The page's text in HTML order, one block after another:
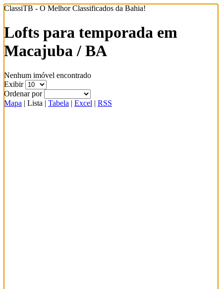
ClassiTB - O Melhor Classificados da Bahia!
Lofts para temporada em
Macajuba / BA
Nenhum imóvel encontrado
Exibir
Ordenar por
Mapa | Lista | Tabela | Excel | RSS